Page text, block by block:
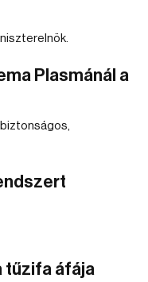
Plasmánál a
tűzifa áfája